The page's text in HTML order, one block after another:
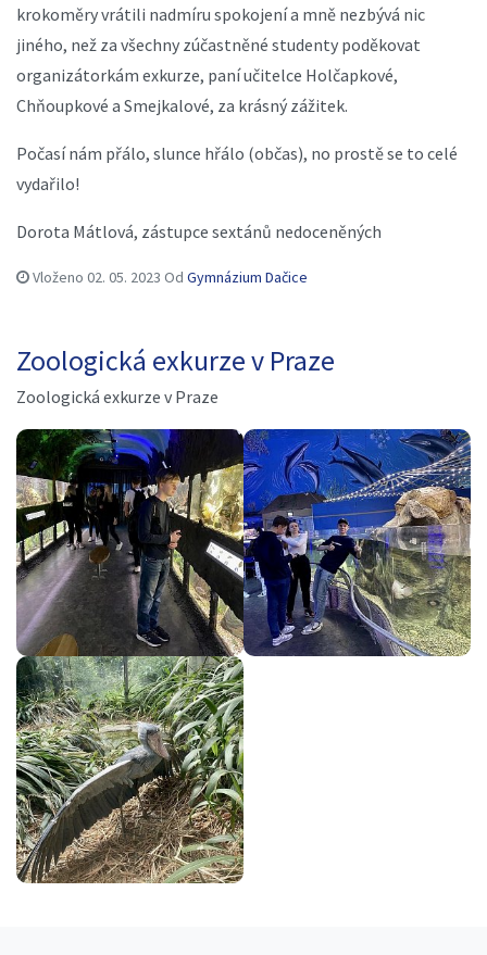
krokoměry vrátili nadmíru spokojení a mně nezbývá nic
jiného, než za všechny zúčastněné studenty poděkovat
organizátorkám exkurze, paní učitelce Holčapkové,
Chňoupkové a Smejkalové, za krásný zážitek.
Počasí nám přálo, slunce hřálo (občas), no prostě se to celé
vydařilo!
Dorota Mátlová, zástupce sextánů nedoceněných
Vloženo 02. 05. 2023 Od Gymnázium Dačice
Zoologická exkurze v Praze
Zoologická exkurze v Praze